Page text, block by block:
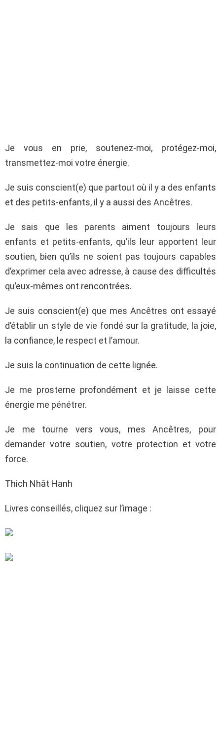
Je vous en prie, soutenez-moi, protégez-moi,
transmettez-moi votre énergie.
Je suis conscient(e) que partout où il y a des enfants
et des petits-enfants, il y a aussi des Ancêtres.
Je sais que les parents aiment toujours leurs
enfants et petits-enfants, qu’ils leur apportent leur
soutien, bien qu’ils ne soient pas toujours capables
d’exprimer cela avec adresse, à cause des difficultés
qu’eux-mêmes ont rencontrées.
Je suis conscient(e) que mes Ancêtres ont essayé
d’établir un style de vie fondé sur la gratitude, la joie,
la confiance, le respect et l’amour.
Je suis la continuation de cette lignée.
Je me prosterne profondément et je laisse cette
énergie me pénétrer.
Je me tourne vers vous, mes Ancêtres, pour
demander votre soutien, votre protection et votre
force.
Thich Nhât Hanh
Livres conseillés, cliquez sur l’image :